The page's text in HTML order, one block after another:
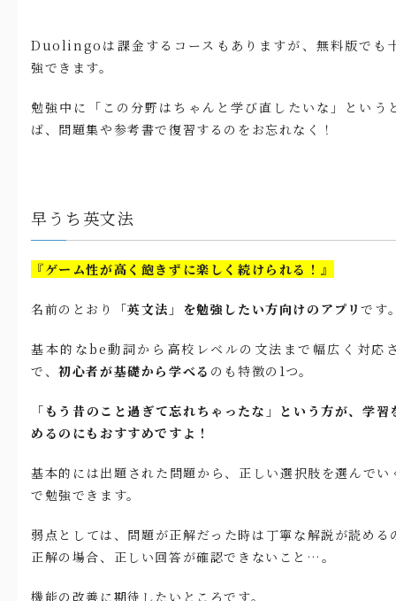
Duolingoは課金するコースもありますが、無料版でも
強できます。
勉強中に「この分野はちゃんと学び直したいな」という
ば、問題集や参考書で復習するのをお忘れなく！
早うち英文法
『ゲーム性が高く飽きずに楽しく続けられる！』
名前のとおり 「英文法」を勉強したい方向けのアプリです
基本的なbe動詞から高校レベルの文法まで幅広く対応
で、初心者が基礎から学べる のも特徴の1つ。
「もう昔のこと過ぎて忘れちゃったな」という方が、学
めるのにもおすすめですよ！
基本的には出題された問題から、正しい選択肢を選んでい
で勉強できます。
弱点としては、問題が正解だった時は丁寧な解説が読める
正解の場合、正しい回答が確認できないこと…。
機能の改善に期待したいところです。